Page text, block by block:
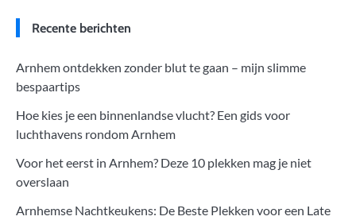
Recente berichten
Arnhem ontdekken zonder blut te gaan – mijn slimme
bespaartips
Hoe kies je een binnenlandse vlucht? Een gids voor
luchthavens rondom Arnhem
Voor het eerst in Arnhem? Deze 10 plekken mag je niet
overslaan
Arnhemse Nachtkeukens: De Beste Plekken voor een Late